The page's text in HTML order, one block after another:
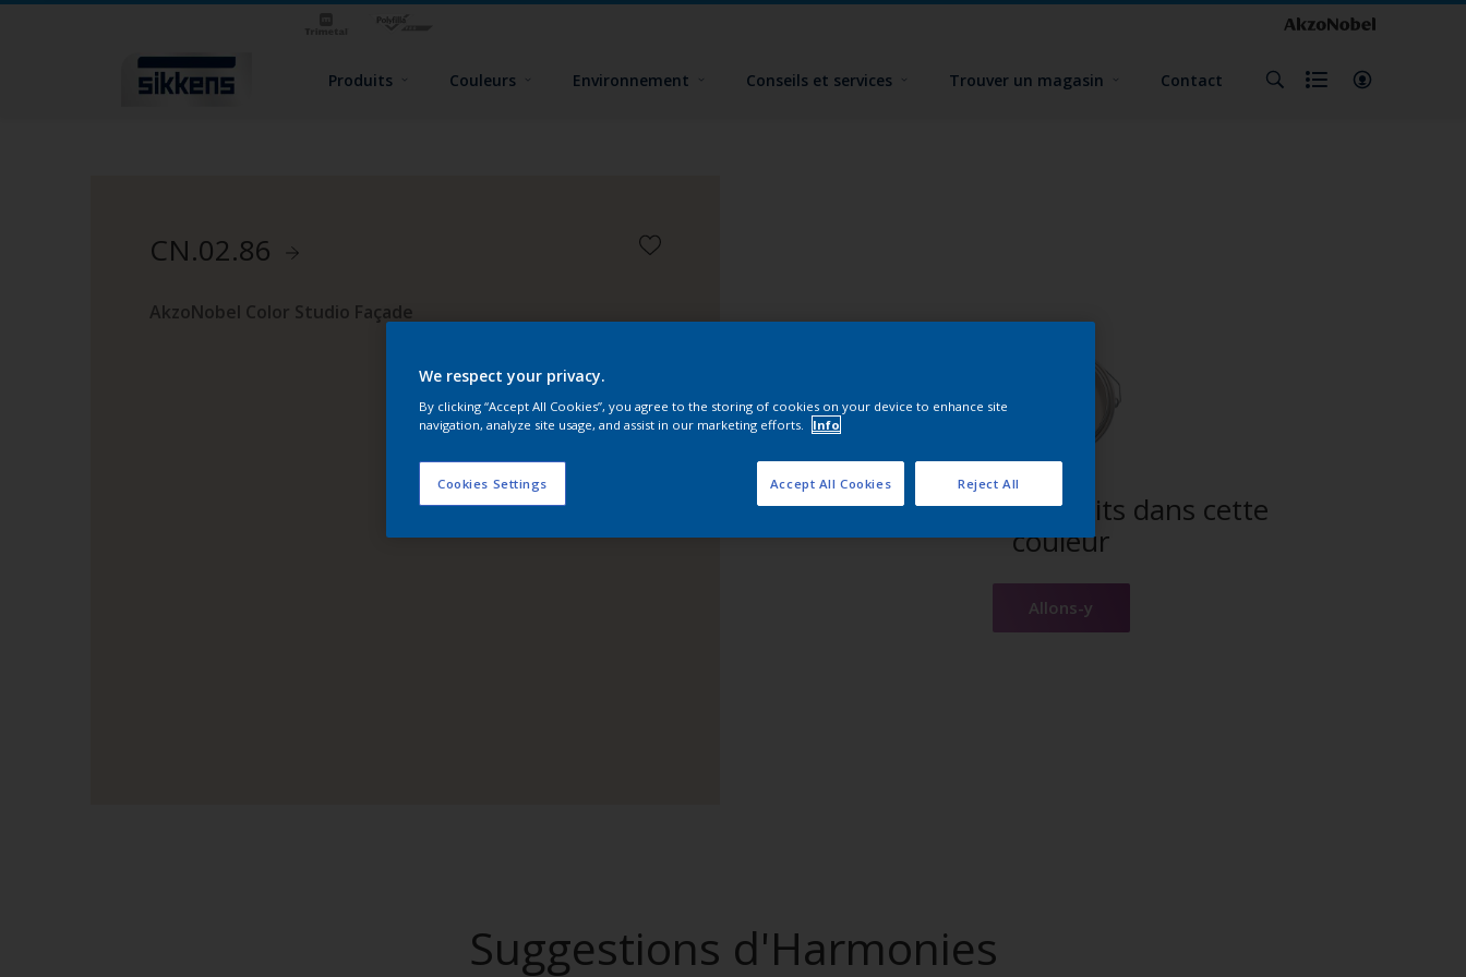
Produits Couleurs Environnement Conseils et services Trouver un magasin Contact
CN.02.86
AkzoNobel Color Studio Façade
Trouver des produits dans cette
couleur
Allons-y
Suggestions d'Harmonies
We respect your privacy.
By clicking “Accept All Cookies”, you agree to the storing of cookies on your device to enhance site
navigation, analyze site usage, and assist in our marketing efforts.
Info
Cookies Settings Reject All
Accept All Cookies